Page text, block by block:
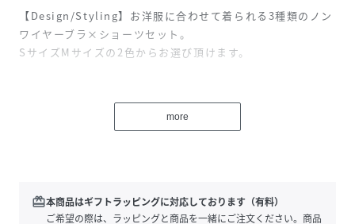
【Design/Styling】お洋服に合わせて着られる3種類のノン
ワイヤーブラ×ショーツセット。
SサイズMサイズの2色からお選び頂けます。
ワッフルライクな生地と大きめのピコがキャッチーな印象を
与えるノンワイヤーブラとショーツのセット。お洋服に響き
見せてもかわいいパールのストラップがポイントのブラレッ
トセット。
more
redeem本商品はギフトラッピングに対応しております（有料）
ご希望の際は、ラッピングと商品を一緒にご注文ください。商品